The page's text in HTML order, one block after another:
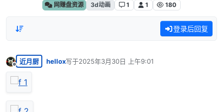
网赚盘资源 3d动画 1 1 180
登录后回复
离线
近月厨 hellox写于2025年3月30日 上午9:01
最后由 编辑